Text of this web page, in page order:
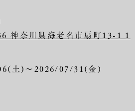
神奈川県海老名市扇町13-1 1
土)〜2026/07/31(金)